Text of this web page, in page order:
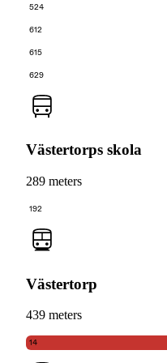
524
612
615
629
Västertorps skola
289 meters
192
Västertorp
439 meters
14